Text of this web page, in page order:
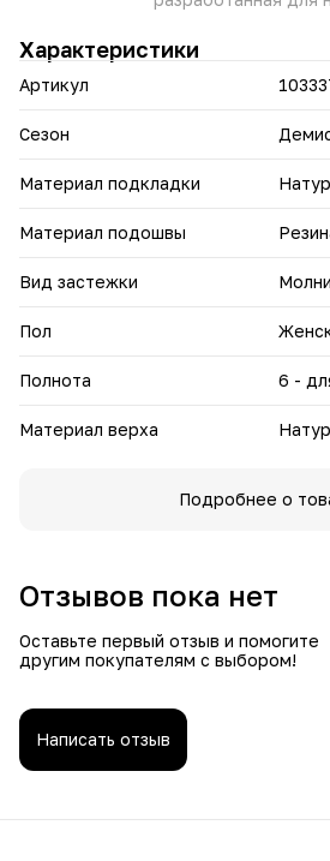
множество нарядов, от
Повысите свою обувь с
Характеристики
Артикул
Сезон
Материал подкладки
Материал подошвы
Вид застежки
Пол
Полнота 6 -
Материал верха
Подробнее о
Отзывов пока нет
Оставьте первый отзыв и помогите
другим покупателям с выбором!
Написать отзыв